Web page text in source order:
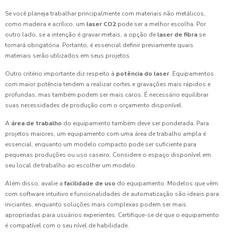
Se você planeja trabalhar principalmente com materiais não metálicos,
como madeira e acrílico, um laser CO2 pode ser a melhor escolha. Por
outro lado, se a intenção é gravar metais, a opção de laser de fibra se
tornará obrigatória. Portanto, é essencial definir previamente quais
materiais serão utilizados em seus projetos.
Outro critério importante diz respeito à potência do laser. Equipamentos
com maior potência tendem a realizar cortes e gravações mais rápidos e
profundas, mas também podem ser mais caros. É necessário equilibrar
suas necessidades de produção com o orçamento disponível.
A área de trabalho do equipamento também deve ser ponderada. Para
projetos maiores, um equipamento com uma área de trabalho ampla é
essencial, enquanto um modelo compacto pode ser suficiente para
pequenas produções ou uso caseiro. Considere o espaço disponível em
seu local de trabalho ao escolher um modelo.
Além disso, avalie a facilidade de uso do equipamento. Modelos que vêm
com software intuitivo e funcionalidades de automatização são ideais para
iniciantes, enquanto soluções mais complexas podem ser mais
apropriadas para usuários experientes. Certifique-se de que o equipamento
é compatível com o seu nível de habilidade.